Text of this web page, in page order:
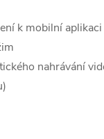
k mobilní aplikaci
nahrávání